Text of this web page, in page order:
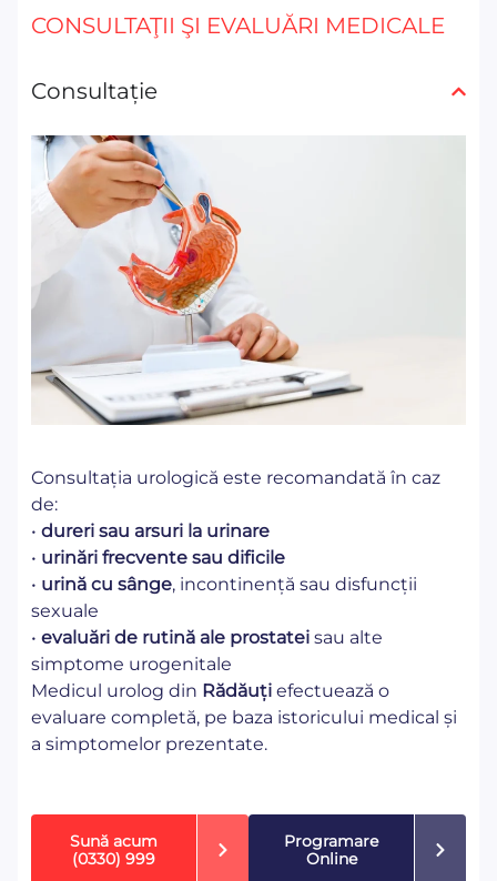
CONSULTAŢII ŞI EVALUĂRI MEDICALE
Consultație
Consultația urologică este recomandată în caz
de:
• dureri sau arsuri la urinare
• urinări frecvente sau dificile
• urină cu sânge, incontinență sau disfuncții
sexuale
• evaluări de rutină ale prostatei sau alte
simptome urogenitale
Medicul urolog din Rădăuți efectuează o
evaluare completă, pe baza istoricului medical și
a simptomelor prezentate.
Sună acum
(0330) 999
Programare
Online